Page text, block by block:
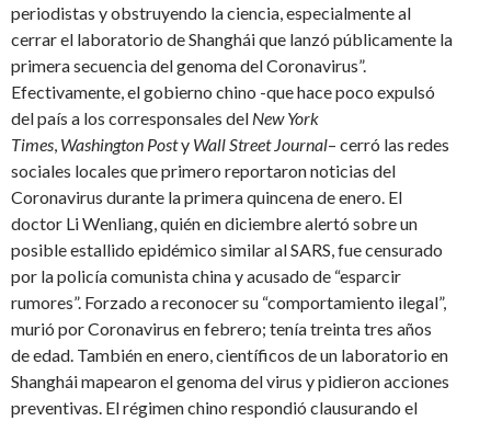
periodistas y obstruyendo la ciencia, especialmente al
cerrar el laboratorio de Shanghái que lanzó públicamente la
primera secuencia del genoma del Coronavirus”.
Efectivamente, el gobierno chino -que hace poco expulsó
del país a los corresponsales del New York
Times Washington Posty Wall Street Journal– cerró las redes
sociales locales que primero reportaron noticias del
Coronavirus durante la primera quincena de enero. El
doctor Li Wenliang, quién en diciembre alertó sobre un
posible estallido epidémico similar al SARS, fue censurado
por la policía comunista china y acusado de “esparcir
rumores”. Forzado a reconocer su “comportamiento ilegal”,
murió por Coronavirus en febrero; tenía treinta tres años
de edad. También en enero, científicos de un laboratorio en
Shanghái mapearon el genoma del virus y pidieron acciones
preventivas. El régimen chino respondió clausurando el